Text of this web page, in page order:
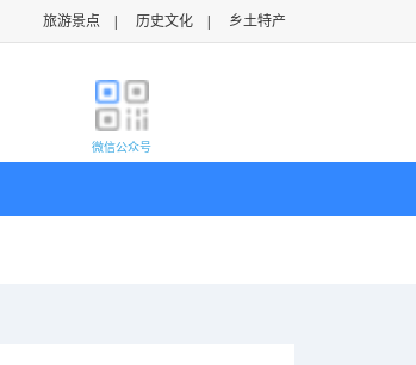
旅游景点 | 历史文化 | 乡土特产
微信公众号